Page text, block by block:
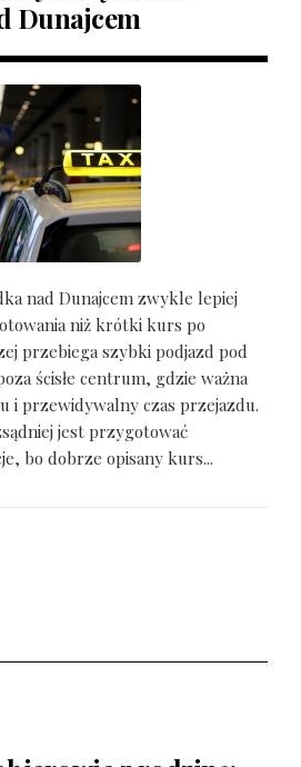
Dunajcem
nad Dunajcem zwykle lepiej
niż krótki kurs po
przebiega szybki podjazd pod
ścisłe centrum, gdzie ważna
i przewidywalny czas przejazdu.
jest przygotować
bo dobrze opisany kurs...